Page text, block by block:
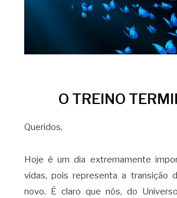
O TREINO
Queridos,
Hoje é um dia extremamente
vidas, pois representa a transição
novo. É claro que nós, do